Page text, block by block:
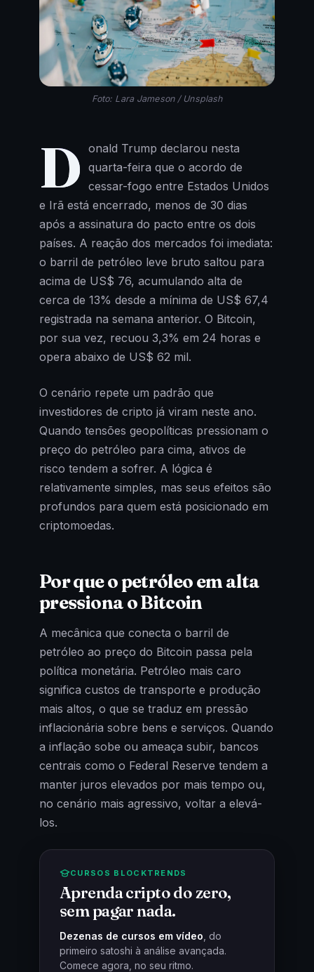
Foto: Lara Jameson / Unsplash
D onald Trump declarou nesta
quarta-feira que o acordo de
cessar-fogo entre Estados Unidos
e Irã está encerrado, menos de 30 dias
após a assinatura do pacto entre os dois
países. A reação dos mercados foi imediata:
o barril de petróleo leve bruto saltou para
acima de US$ 76, acumulando alta de
cerca de 13% desde a mínima de US$ 67,4
registrada na semana anterior. O Bitcoin,
por sua vez, recuou 3,3% em 24 horas e
opera abaixo de US$ 62 mil.
O cenário repete um padrão que
investidores de cripto já viram neste ano.
Quando tensões geopolíticas pressionam o
preço do petróleo para cima, ativos de
risco tendem a sofrer. A lógica é
relativamente simples, mas seus efeitos são
profundos para quem está posicionado em
criptomoedas.
Por que o petróleo em alta
pressiona o Bitcoin
A mecânica que conecta o barril de
petróleo ao preço do Bitcoin passa pela
política monetária. Petróleo mais caro
significa custos de transporte e produção
mais altos, o que se traduz em pressão
inflacionária sobre bens e serviços. Quando
a inflação sobe ou ameaça subir, bancos
centrais como o Federal Reserve tendem a
manter juros elevados por mais tempo ou,
no cenário mais agressivo, voltar a elevá-
los.
CURSOS BLOCKTRENDS
Aprenda cripto do zero,
sem pagar nada.
Dezenas de cursos em vídeo , do
primeiro satoshi à análise avançada.
Comece agora, no seu ritmo.